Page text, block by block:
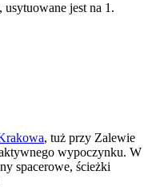
jest na 1.
, tuż przy Zalewie
wypoczynku. W
spacerowe, ścieżki